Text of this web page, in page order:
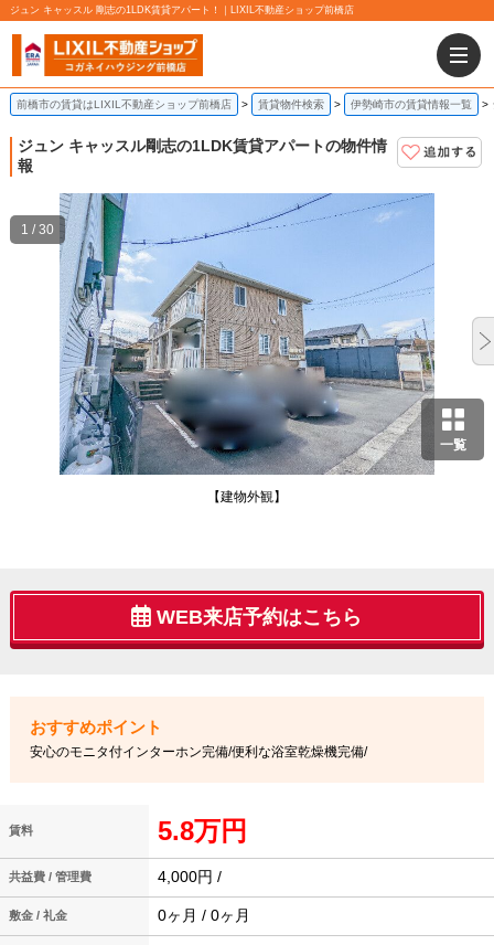
ジュン キャッスル 剛志の1LDK賃貸アパート！｜LIXIL不動産ショップ前橋店
前橋市の賃貸はLIXIL不動産ショップ前橋店 賃貸物件検索 伊勢崎市の賃貸情報一覧
ジュン キャッスル剛志の1LDK賃貸アパートの物件情
報
一覧
【建物外観】
1 / 30
WEB来店予約はこちら
安心のモニタ付インターホン完備/便利な浴室乾燥機完備/
賃料 5.8万円
共益費 / 管理費 4,000円 /
敷金 / 礼金 0ヶ月 / 0ヶ月